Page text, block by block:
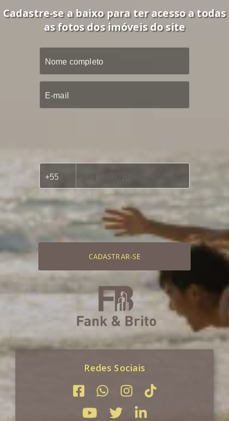
Cadastre-se a baixo para ter acesso a todas
as fotos dos imóveis do site
CADASTRAR-SE
Redes Sociais